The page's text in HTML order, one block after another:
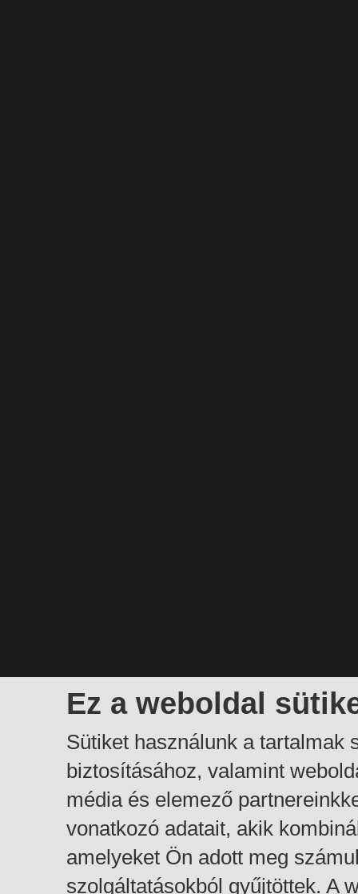
Ez a weboldal
Sütiket használunk a tartalmak
biztosításához, valamint
média és elemező
vonatkozó adatait, akik
amelyeket Ön adott meg
szolgáltatásokból gyűjtöttek. A